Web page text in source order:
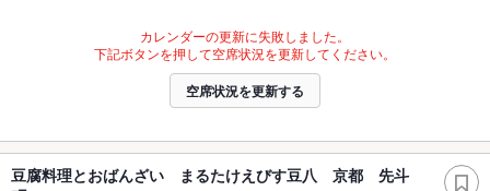
カレンダーの更新に失敗しました。
下記ボタンを押して空席状況を更新してください。
空席状況を更新する
豆腐料理とおばんざい まるたけえびす豆八 京都 先斗